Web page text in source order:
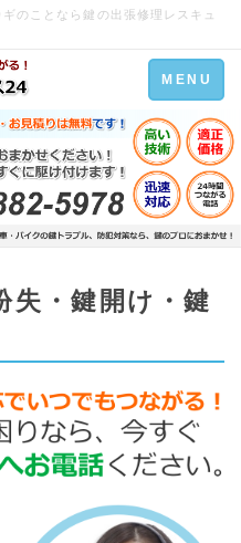
のことなら鍵の出張修理レスキュ
Toggle
navigation
MENU
失・鍵開け・鍵